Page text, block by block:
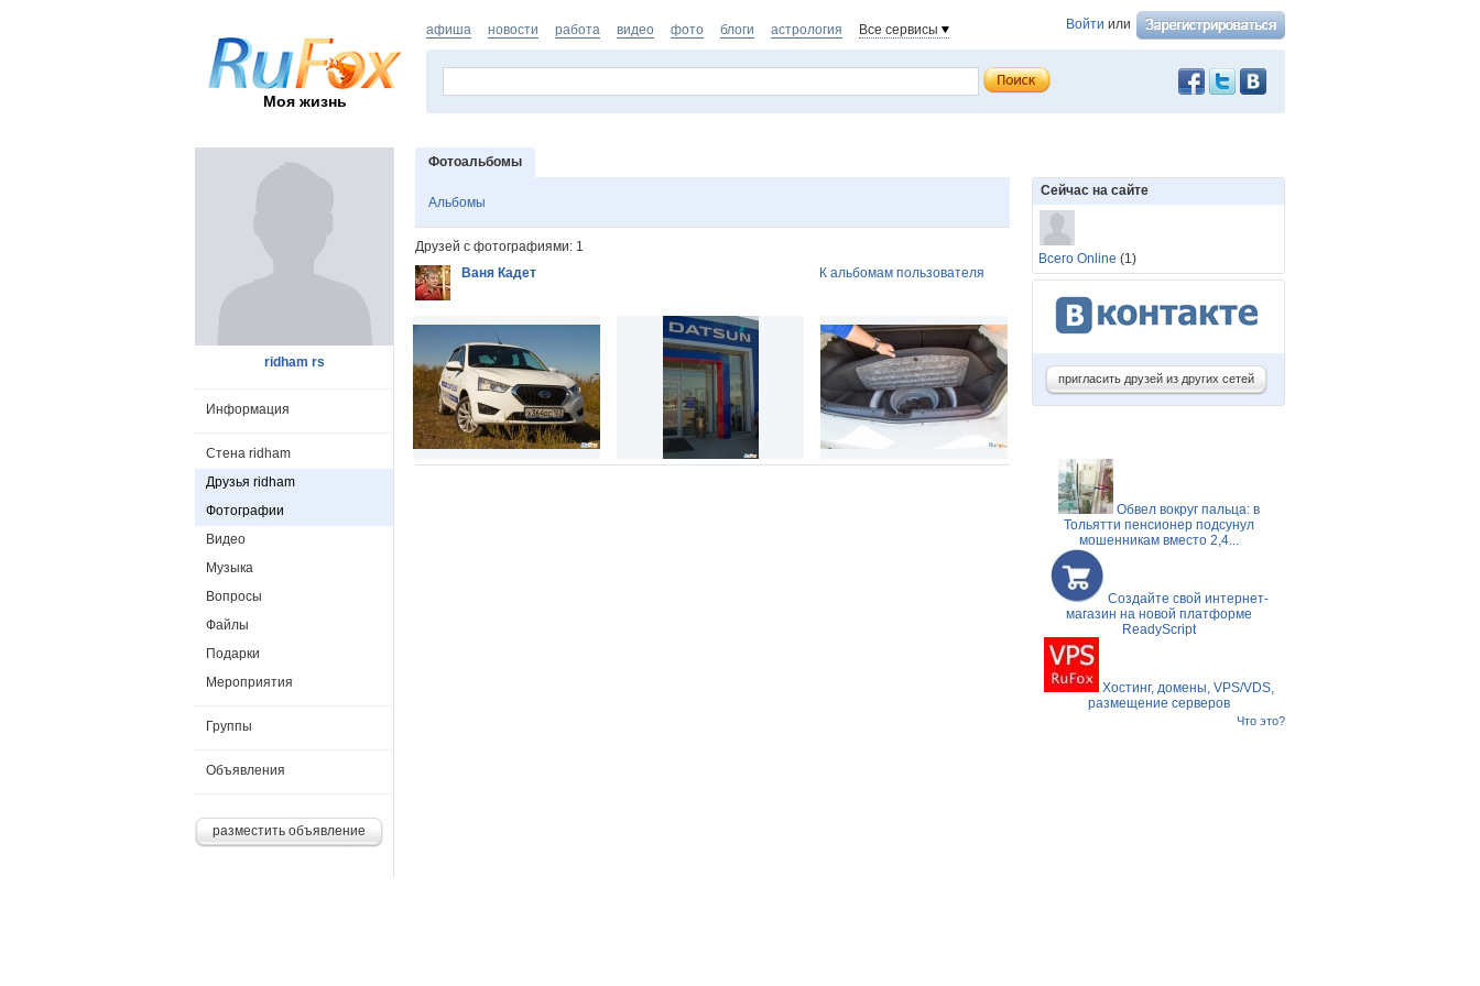
Моя жизнь
Войти или
афиша новости работа видео фото блоги астрология Все сервисы
Фотоальбомы
Альбомы
Друзей с фотографиями: 1
К альбомам пользователя
Ваня Кадет
ridham rs
Информация
Стена ridham
Друзья ridham
Фотографии
Видео
Музыка
Вопросы
Файлы
Подарки
Мероприятия
Группы
Объявления
разместить объявление
Сейчас на сайте
Всего Online (1)
пригласить друзей из других сетей
Обвел вокруг пальца: в
Тольятти пенсионер подсунул
мошенникам вместо 2,4...
Создайте свой интернет-
магазин на новой платформе
ReadyScript
Хостинг, домены, VPS/VDS,
размещение серверов
Что это?